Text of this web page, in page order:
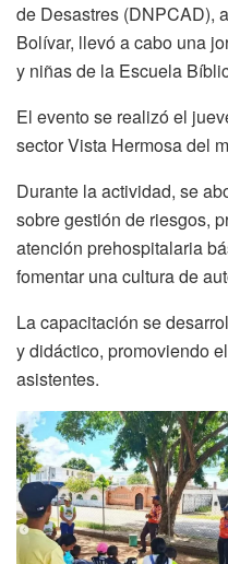
de Desastres (DNPCAD),
Bolívar, llevó a cabo una
y niñas de la Escuela
El evento se realizó el
sector Vista Hermosa del
Durante la actividad, se
sobre gestión de riesgos,
atención prehospitalaria
fomentar una cultura de
La capacitación se
y didáctico, promoviendo
asistentes.